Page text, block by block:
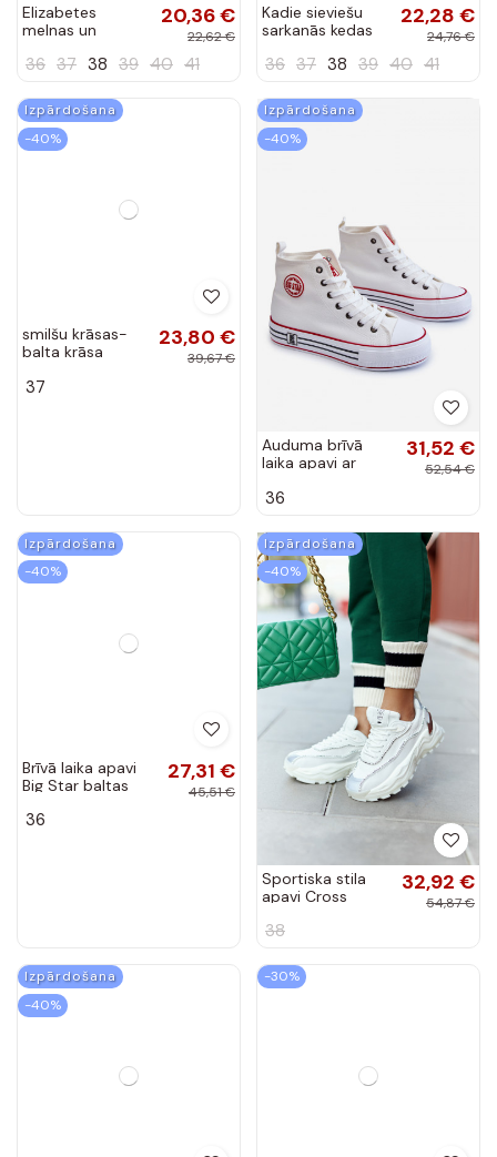
Elizabetes
melnas un
20,36 €
22,62 €
36 37 38 39 40 41
Kadie sieviešu
sarkanās kedas
22,28 €
24,76 €
36 37 38 39 40 41
Izpārdošana
-40%
smilšu krāsas-
balta krāsa
Shelovet
23,80 €
39,67 €
37
Izpārdošana
-40%
Auduma brīvā
laika apavi ar
baltas krāsas
31,52 €
52,54 €
36
Izpārdošana
-40%
Brīvā laika apavi
Big Star baltas
27,31 €
45,51 €
36
Izpārdošana
-40%
Sportiska stila
apavi Cross
baltas krāsas
32,92 €
54,87 €
38
Izpārdošana
-40%
-30%